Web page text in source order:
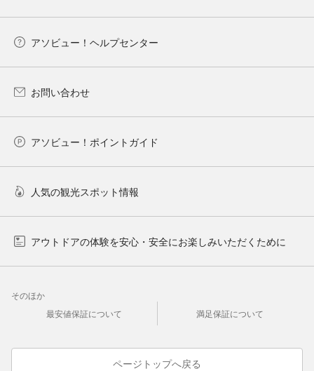
アソビュー！ヘルプセンター
お問い合わせ
アソビュー！ポイントガイド
人気の観光スポット情報
アウトドアの体験を安心・安全にお楽しみいただくために
そのほか
最安値保証について
満足保証について
ページトップへ戻る